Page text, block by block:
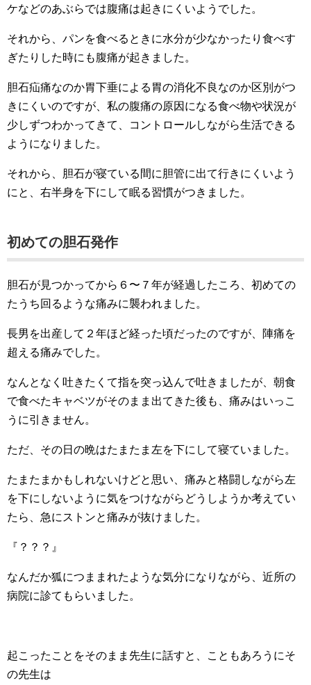
ケなどのあぶらでは腹痛は起きにくいようでした。
それから、パンを食べるときに水分が少なかったり食べす
ぎたりした時にも腹痛が起きました。
胆石疝痛なのか胃下垂による胃の消化不良なのか区別がつ
きにくいのですが、私の腹痛の原因になる食べ物や状況が
少しずつわかってきて、コントロールしながら生活できる
ようになりました。
それから、胆石が寝ている間に胆管に出て行きにくいよう
にと、右半身を下にして眠る習慣がつきました。
初めての胆石発作
胆石が見つかってから６〜７年が経過したころ、初めての
たうち回るような痛みに襲われました。
長男を出産して２年ほど経った頃だったのですが、陣痛を
超える痛みでした。
なんとなく吐きたくて指を突っ込んで吐きましたが、朝食
で食べたキャベツがそのまま出てきた後も、痛みはいっこ
うに引きません。
ただ、その日の晩はたまたま左を下にして寝ていました。
たまたまかもしれないけどと思い、痛みと格闘しながら左
を下にしないように気をつけながらどうしようか考えてい
たら、急にストンと痛みが抜けました。
『？？？』
なんだか狐につままれたような気分になりながら、近所の
病院に診てもらいました。
起こったことをそのまま先生に話すと、こともあろうにそ
の先生は